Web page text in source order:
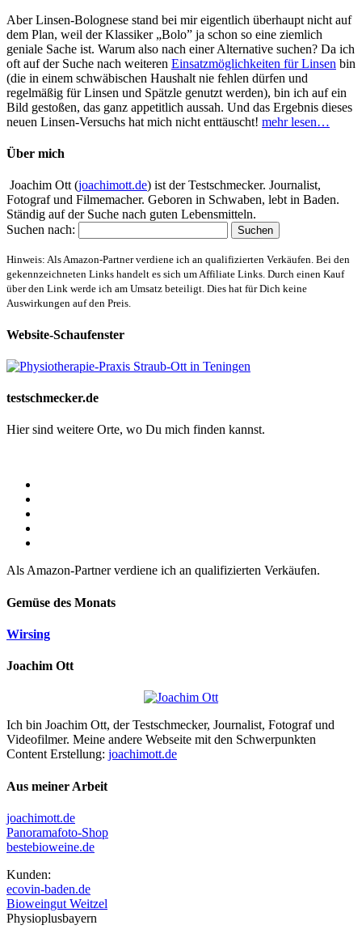
Aber Linsen-Bolognese stand bei mir eigentlich überhaupt nicht auf
dem Plan, weil der Klassiker „Bolo” ja schon so eine ziemlich
geniale Sache ist. Warum also nach einer Alternative suchen? Da ich
oft auf der Suche nach weiteren Einsatzmöglichkeiten für Linsen bin
(die in einem schwäbischen Haushalt nie fehlen dürfen und
regelmäßig für Linsen und Spätzle genutzt werden), bin ich auf ein
Bild gestoßen, das ganz appetitlich aussah. Und das Ergebnis dieses
neuen Linsen-Versuchs hat mich nicht enttäuscht! mehr lesen…
Über mich
Joachim Ott (joachimott.de) ist der Testschmecker. Journalist,
Fotograf und Filmemacher. Geboren in Schwaben, lebt in Baden.
Ständig auf der Suche nach guten Lebensmitteln.
Suchen nach:
Hinweis: Als Amazon-Partner verdiene ich an qualifizierten Verkäufen. Bei den
gekennzeichneten Links handelt es sich um Affiliate Links. Durch einen Kauf
über den Link werde ich am Umsatz beteiligt. Dies hat für Dich keine
Auswirkungen auf den Preis.
Website-Schaufenster
testschmecker.de
Hier sind weitere Orte, wo Du mich finden kannst.
Als Amazon-Partner verdiene ich an qualifizierten Verkäufen.
Gemüse des Monats
Wirsing
Joachim Ott
Ich bin Joachim Ott, der Testschmecker, Journalist, Fotograf und
Videofilmer. Meine andere Webseite mit den Schwerpunkten
Content Erstellung: joachimott.de
Aus meiner Arbeit
joachimott.de
Panoramafoto-Shop
bestebioweine.de
Kunden:
ecovin-baden.de
Bioweingut Weitzel
Physioplusbayern